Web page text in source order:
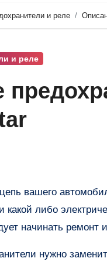
и реле
и реле
либо
начинать ремонт
нужно